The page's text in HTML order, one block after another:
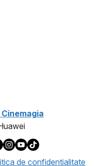
de confidentialitate